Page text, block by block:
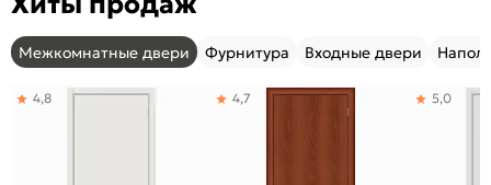
Межкомнатные двери Фурнитура Входные двери
4,8 4,7 5,0